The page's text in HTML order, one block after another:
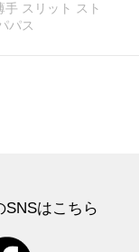
スリット スト
パス
はこちら